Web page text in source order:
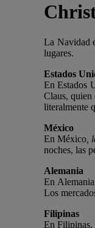
La Navidad
lugares.
Estados
En Estados
Claus, quien
literalmente
México
En México
noches, las
Alemania
En
Los
Filipinas
En Filipinas,